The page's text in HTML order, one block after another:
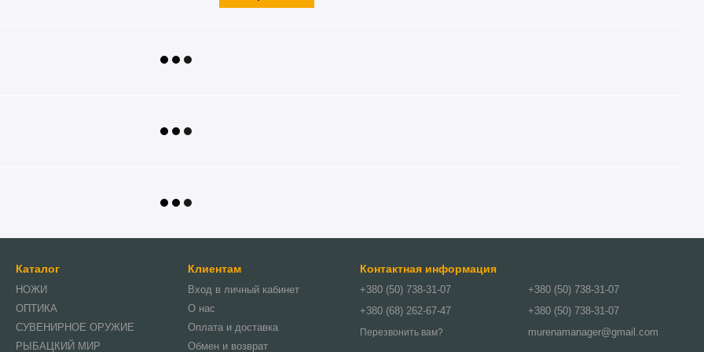
Каталог
НОЖИ
ОПТИКА
СУВЕНИРНОЕ ОРУЖИЕ
РЫБАЦКИЙ МИР
Клиентам
Вход в личный кабинет
О нас
Оплата и доставка
Обмен и возврат
Контактная информация
+380 (50) 738-31-07
+380 (68) 262-67-47
Перезвонить вам?
+380 (50) 738-31-07
+380 (50) 738-31-07
murenamanager@gmail.com